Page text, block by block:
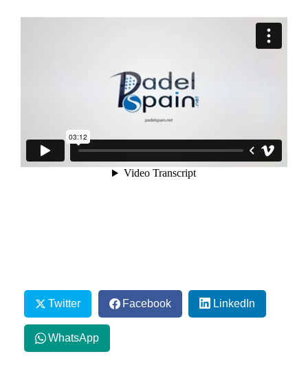
Twitter Facebook LinkedIn
WhatsApp